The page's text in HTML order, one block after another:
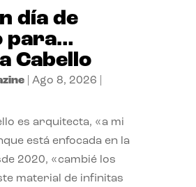
día de
para…
Cabello
| Ago 8, 2026
es arquitecta, «a mi
está enfocada en la
2020, «cambié los
material de infinitas